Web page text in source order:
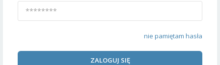
nie pamiętam hasła
ZALOGUJ SIĘ